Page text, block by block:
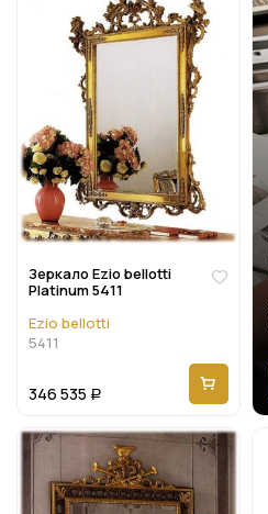
Зеркало Ezio bellotti
Platinum 5411
Ezio bellotti
5411
346 535 Р